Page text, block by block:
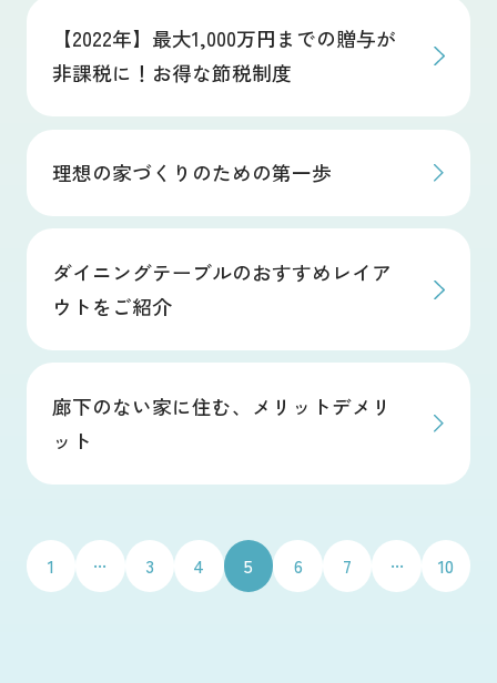
【2022年】最大1,000万円までの贈与が
非課税に！お得な節税制度
理想の家づくりのための第一歩
ダイニングテーブルのおすすめレイア
ウトをご紹介
廊下のない家に住む、メリットデメリ
ット
1 ... 3 4 5 6 7 ... 10